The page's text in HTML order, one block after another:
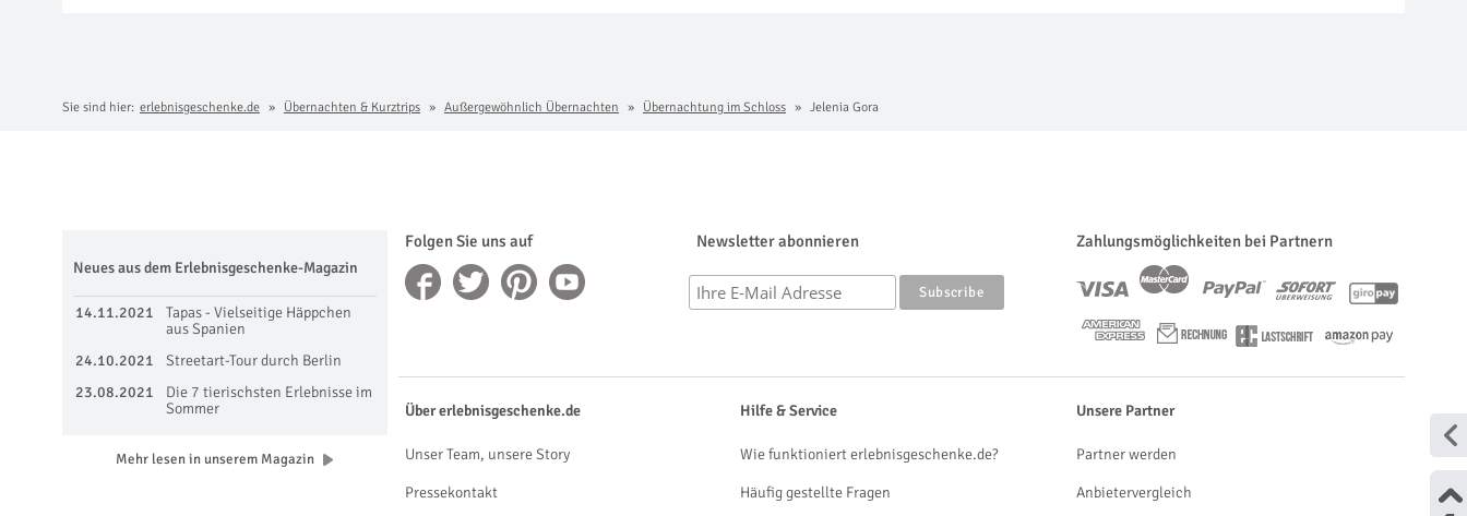
Sie sind hier: erlebnisgeschenke.de Übernachten & Kurztrips Außergewöhnlich Übernachten Übernachtung im Schloss Jelenia Gora
Folgen Sie uns auf Newsletter abonnieren Zahlungsmöglichkeiten bei Partnern
Neues aus dem Erlebnisgeschenke-Magazin
14.11.2021
Tapas - Vielseitige Häppchen
aus Spanien
24.10.2021
Streetart-Tour durch Berlin
23.08.2021
Die 7 tierischsten Erlebnisse im
Sommer
Mehr lesen in unserem Magazin
Über erlebnisgeschenke.de
Unser Team, unsere Story
Pressekontakt
Hilfe & Service
Wie funktioniert erlebnisgeschenke.de?
Häufig gestellte Fragen
Unsere Partner
Partner werden
Anbietervergleich